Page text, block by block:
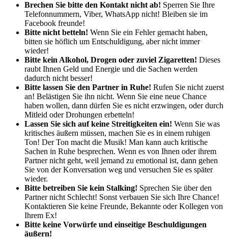
Brechen Sie bitte den Kontakt nicht ab! Sperren Sie Ihre
Telefonnummern, Viber, WhatsApp nicht! Bleiben sie im
Facebook freunde!
Bitte nicht betteln! Wenn Sie ein Fehler gemacht haben,
bitten sie höflich um Entschuldigung, aber nicht immer
wieder!
Bitte kein Alkohol, Drogen oder zuviel Zigaretten! Dieses
raubt Ihnen Geld und Energie und die Sachen werden
dadurch nicht besser!
Bitte lassen Sie den Partner in Ruhe! Rufen Sie nicht zuerst
an! Belästigen Sie ihn nicht. Wenn Sie eine neue Chance
haben wollen, dann dürfen Sie es nicht erzwingen, oder durch
Mitleid oder Drohungen erbetteln!
Lassen Sie sich auf keine Streitigkeiten ein! Wenn Sie was
kritisches äußern müssen, machen Sie es in einem ruhigen
Ton! Der Ton macht die Musik! Man kann auch kritische
Sachen in Ruhe besprechen. Wenn es von Ihnen oder ihrem
Partner nicht geht, weil jemand zu emotional ist, dann gehen
Sie von der Konversation weg und versuchen Sie es später
wieder.
Bitte betreiben Sie kein Stalking! Sprechen Sie über den
Partner nicht Schlecht! Sonst verbauen Sie sich Ihre Chance!
Kontaktieren Sie keine Freunde, Bekannte oder Kollegen von
Ihrem Ex!
Bitte keine Vorwürfe und einseitige Beschuldigungen
äußern!